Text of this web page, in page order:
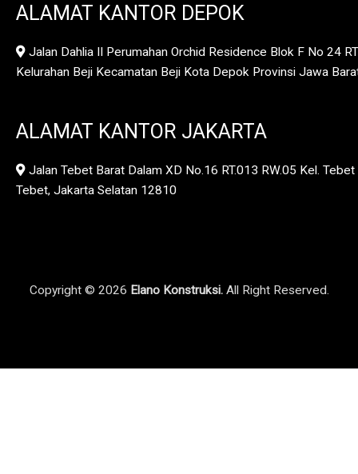
ALAMAT KANTOR DEPOK
Jalan Dahlia II Perumahan Orchid Residence Blok F No 24
Kelurahan Beji Kecamatan Beji Kota Depok Provinsi Jawa
ALAMAT KANTOR JAKARTA
Jalan Tebet Barat Dalam XD No.16 RT.013 RW.05 Kel.
Tebet, Jakarta Selatan 12810
Copyright © 2026 Elano Konstruksi.All Right Reserved.